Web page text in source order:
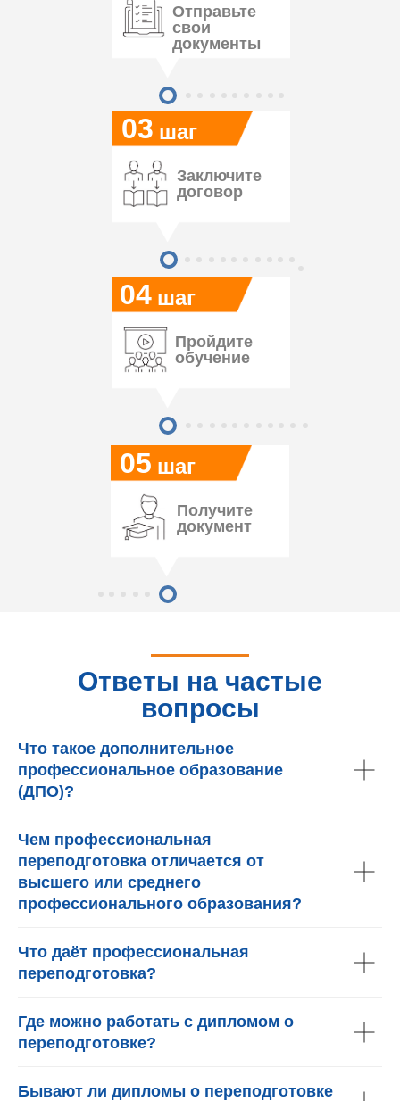
05
04
03 шаг
шаг
шаг
Отправьте
свои
документы
Заключите
договор
Пройдите
обучение
Получите
документ
Ответы на частые
вопросы
Что такое дополнительное
профессиональное образование
(ДПО)?
Чем профессиональная
переподготовка отличается от
высшего или среднего
профессионального образования?
Что даёт профессиональная
переподготовка?
Где можно работать с дипломом о
переподготовке?
Бывают ли дипломы о переподготовке